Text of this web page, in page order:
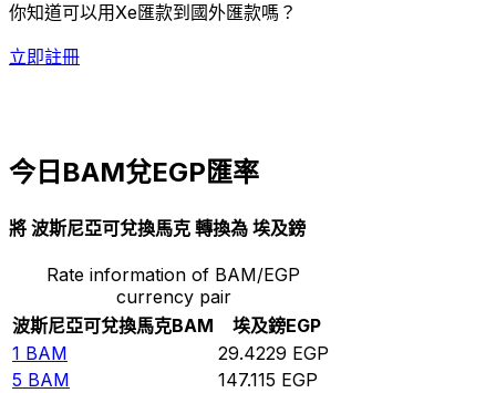
你知道可以用Xe匯款到國外匯款嗎？
立即註冊
今日BAM兌EGP匯率
將 波斯尼亞可兌換馬克 轉換為 埃及鎊
Rate information of BAM/EGP
currency pair
波斯尼亞可兌換馬克BAM 埃及鎊EGP
1 BAM 29.4229 EGP
5 BAM 147.115 EGP